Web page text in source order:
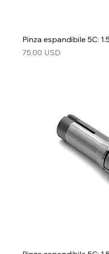
Pinza espandibile 5C:
Prezzo
75,00 USD